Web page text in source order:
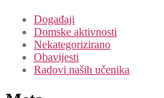
Događaji
Domske aktivnosti
Nekategorizirano
Obavijesti
Radovi naših učenika